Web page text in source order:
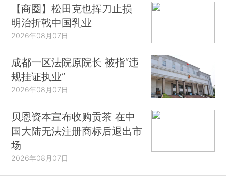
【商圈】松田克也挥刀止损
明治折戟中国乳业
2026年08月07日
成都一区法院原院长 被指“违
规挂证执业”
2026年08月07日
贝恩资本宣布收购贡茶 在中
国大陆无法注册商标后退出市
场
2026年08月07日